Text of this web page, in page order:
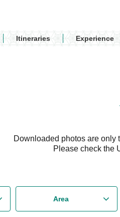
Itineraries Experience
Downloaded photos are only
Please check the
Area